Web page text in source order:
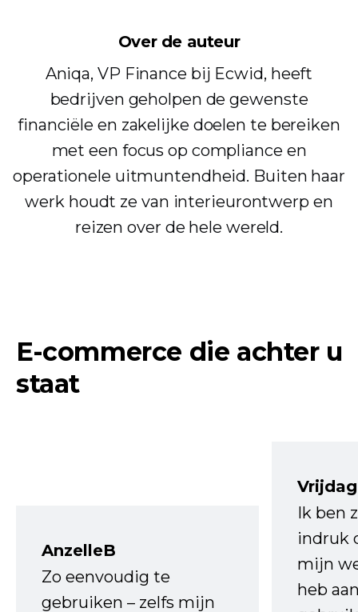
Over de auteur
Aniqa, VP Finance bij Ecwid, heeft
bedrijven geholpen de gewenste
financiële en zakelijke doelen te bereiken
met een focus op compliance en
operationele uitmuntendheid. Buiten haar
werk houdt ze van interieurontwerp en
reizen over de hele wereld.
E-commerce die achter u
staat
AnzelleB
Zo eenvoudig te
gebruiken – zelfs mijn
Ik ben
indruk
mijn
heb